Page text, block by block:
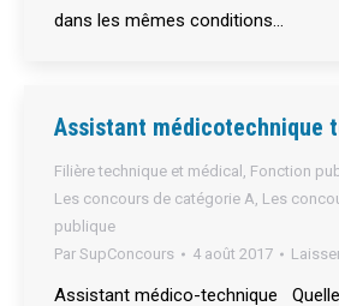
dans les mêmes conditions…
Assistant médicotechnique
Filière technique et médical , Fonction
Les concours de catégorie A, Les
publique
Par SupConcours 4 août 2017
Assistant médico-technique